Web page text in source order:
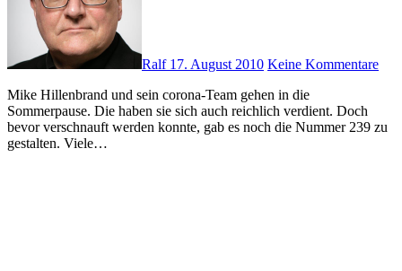
Ralf 17. August 2010 Keine Kommentare
Mike Hillenbrand und sein corona-Team gehen in die
Sommerpause. Die haben sie sich auch reichlich verdient. Doch
bevor verschnauft werden konnte, gab es noch die Nummer 239 zu
gestalten. Viele…